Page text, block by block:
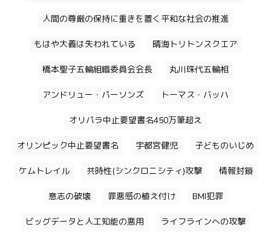
人間の尊厳の保持に重きを置く平和な社会の推進
もはや大義は失われている 晴海トリトンスクエア
橋本聖子五輪組織委員会会長 丸川珠代五輪相
アンドリュー・パーソンズ トーマス・バッハ
オリパラ中止要望書名450万筆超え
オリンピック中止要望書名 宇都宮健児 子どものいじめ
ケムトレイル 共時性(シンクロニシティ)攻撃 情報封鎖
意志の破壊 罪悪感の植え付け BMI犯罪
ビッグデータと人工知能の悪用 ライフラインへの攻撃